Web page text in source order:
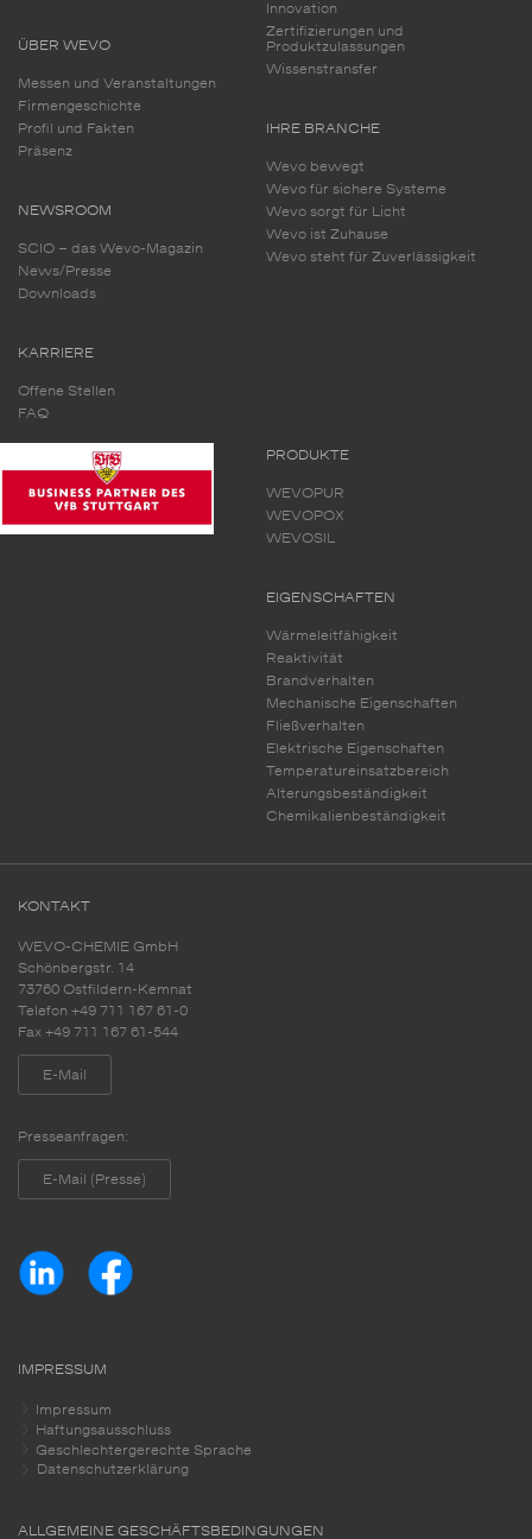
ÜBER WEVO
Messen und Veranstaltungen
Firmengeschichte
Profil und Fakten
Präsenz
NEWSROOM
SCIO – das Wevo-Magazin
News/Presse
Downloads
KARRIERE
Offene Stellen
FAQ
Innovation
Zertifizierungen und
Produktzulassungen
Wissenstransfer
IHRE BRANCHE
Wevo bewegt
Wevo für sichere Systeme
Wevo sorgt für Licht
Wevo ist Zuhause
Wevo steht für Zuverlässigkeit
PRODUKTE
WEVOPUR
WEVOPOX
WEVOSIL
EIGENSCHAFTEN
Wärmeleitfähigkeit
Reaktivität
Brandverhalten
Mechanische Eigenschaften
Fließverhalten
Elektrische Eigenschaften
Temperatureinsatzbereich
Alterungsbeständigkeit
Chemikalienbeständigkeit
KONTAKT
WEVO-CHEMIE GmbH
Schönbergstr. 14
73760 Ostfildern-Kemnat
Telefon +49 711 167 61-0
Fax +49 711 167 61-544
E-Mail
Presseanfragen:
E-Mail (Presse)
IMPRESSUM
Impressum
Haftungsausschluss
Geschlechtergerechte Sprache
Datenschutzerklärung
ALLGEMEINE GESCHÄFTSBEDINGUNGEN